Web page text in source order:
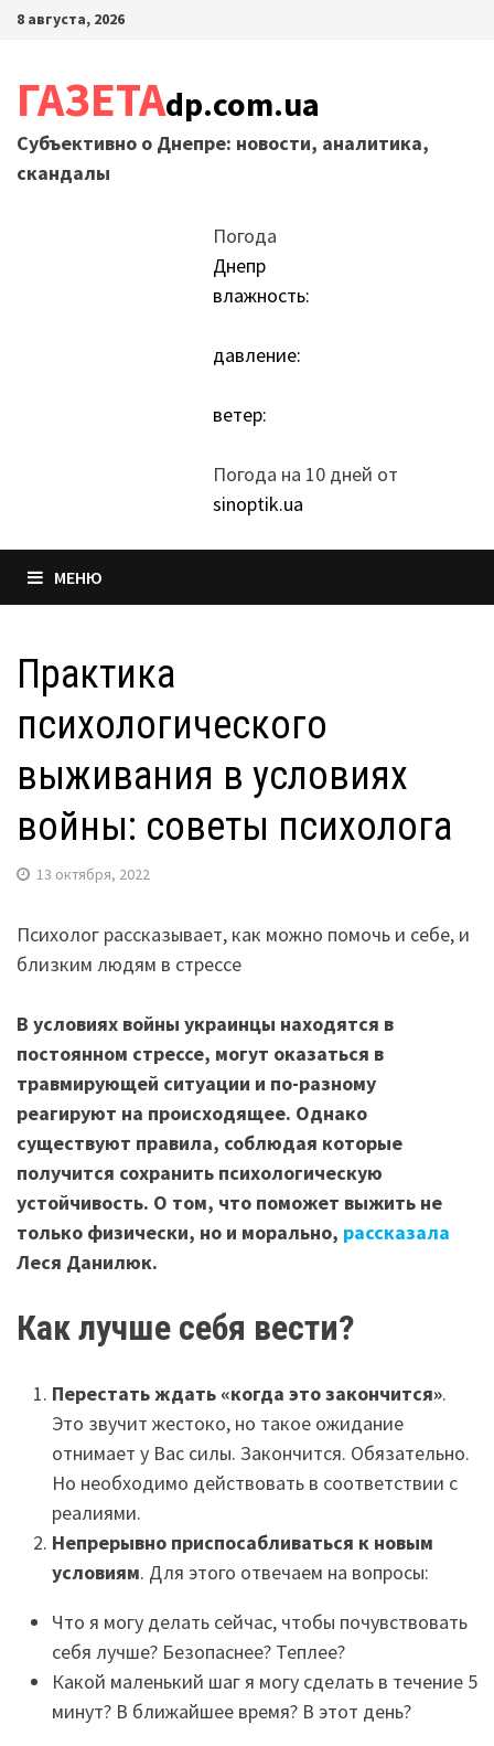
Перейти
8 августа, 2026
ГАЗЕТАdp.com.ua
Субъективно о Днепре: новости, аналитика,
скандалы
Погода
Днепр
влажность:
давление:
ветер:
Погода на 10 дней от
sinoptik.ua
МЕНЮ
Практика
психологического
выживания в условиях
войны: советы психолога
13 октября, 2022
Психолог рассказывает, как можно помочь и себе, и
близким людям в стрессе
В условиях войны украинцы находятся в
постоянном стрессе, могут оказаться в
травмирующей ситуации и по-разному
реагируют на происходящее. Однако
существуют правила, соблюдая которые
получится сохранить психологическую
устойчивость. О том, что поможет выжить не
только физически, но и морально, рассказала
Леся Данилюк.
Как лучше себя вести?
Перестать ждать «когда это закончится».
Это звучит жестоко, но такое ожидание
отнимает у Вас силы. Закончится. Обязательно.
Но необходимо действовать в соответствии с
реалиями.
Непрерывно приспосабливаться к новым
условиям. Для этого отвечаем на вопросы:
Что я могу делать сейчас, чтобы почувствовать
себя лучше? Безопаснее? Теплее?
Какой маленький шаг я могу сделать в течение 5
минут? В ближайшее время? В этот день?